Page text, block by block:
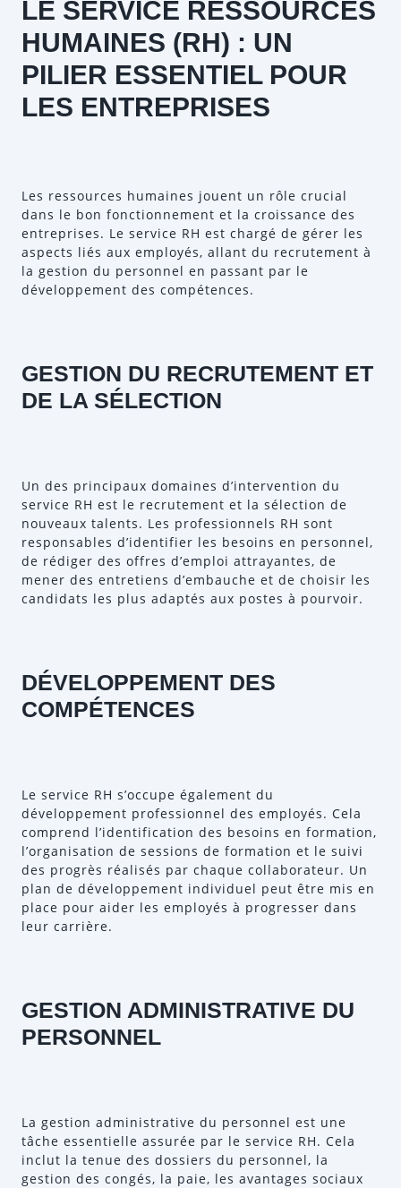
LE SERVICE RESSOURCES
HUMAINES (RH) : UN
PILIER ESSENTIEL POUR
LES ENTREPRISES
Les ressources humaines jouent un rôle crucial
dans le bon fonctionnement et la croissance des
entreprises. Le service RH est chargé de gérer les
aspects liés aux employés, allant du recrutement à
la gestion du personnel en passant par le
développement des compétences.
GESTION DU RECRUTEMENT ET
DE LA SÉLECTION
Un des principaux domaines d’intervention du
service RH est le recrutement et la sélection de
nouveaux talents. Les professionnels RH sont
responsables d’identifier les besoins en personnel,
de rédiger des offres d’emploi attrayantes, de
mener des entretiens d’embauche et de choisir les
candidats les plus adaptés aux postes à pourvoir.
DÉVELOPPEMENT DES
COMPÉTENCES
Le service RH s’occupe également du
développement professionnel des employés. Cela
comprend l’identification des besoins en formation,
l’organisation de sessions de formation et le suivi
des progrès réalisés par chaque collaborateur. Un
plan de développement individuel peut être mis en
place pour aider les employés à progresser dans
leur carrière.
GESTION ADMINISTRATIVE DU
PERSONNEL
La gestion administrative du personnel est une
tâche essentielle assurée par le service RH. Cela
inclut la tenue des dossiers du personnel, la
gestion des congés, la paie, les avantages sociaux